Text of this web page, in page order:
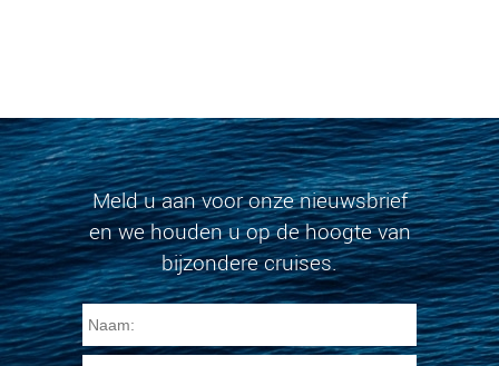
Meld u aan voor onze nieuwsbrief
en we houden u op de hoogte van
bijzondere cruises.